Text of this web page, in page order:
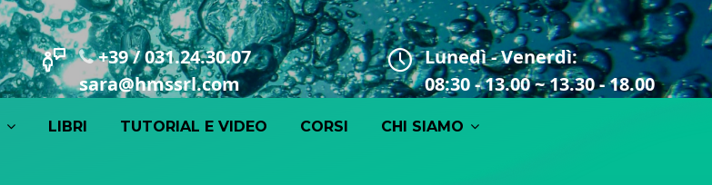
+39 / 031.24.30.07
sara@hmssrl.com
Lunedì - Venerdì:
08:30 - 13.00 ~ 13.30 - 18.00
LIBRI TUTORIAL E VIDEO CORSI CHI SIAMO